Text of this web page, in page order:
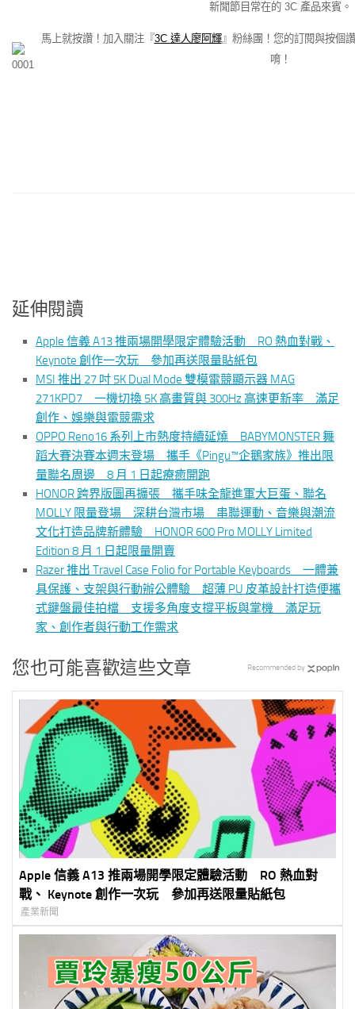
新聞節目常在的 3C 產品來賓。
馬上就按讚！加入關注『3C 達人廖阿輝』粉絲團！您的訂閱與按個
唷！
延伸閱讀
Apple 信義 A13 推兩場開學限定體驗活動 RO 熱血對戰、
Keynote 創作一次玩 參加再送限量貼紙包
MSI 推出 27 吋 5K Dual Mode 雙模電競顯示器 MAG
271KPD7 一機切換 5K 高畫質與 300Hz 高速更新率 滿足
創作、娛樂與電競需求
OPPO Reno16 系列上市熱度持續延燒 BABYMONSTER 舞
蹈大賽決賽本週末登場 攜手《Pingu™企鵝家族》推出限
量聯名周邊 8 月 1 日起療癒開跑
HONOR 跨界版圖再擴張 攜手味全龍進軍大巨蛋、聯名
MOLLY 限量登場 深耕台灣市場 串聯運動、音樂與潮流
文化打造品牌新體驗 HONOR 600 Pro MOLLY Limited
Edition 8 月 1 日起限量開賣
Razer 推出 Travel Case Folio for Portable Keyboards 一體兼
具保護、支架與行動辦公體驗 超薄 PU 皮革設計打造便攜
式鍵盤最佳拍檔 支援多角度支撐平板與掌機 滿足玩
家、創作者與行動工作需求
您也可能喜歡這些文章
Apple 信義 A13 推兩場開學限定體驗活動 RO 熱血對
戰、 Keynote 創作一次玩 參加再送限量貼紙包
產業新聞
Recommended by